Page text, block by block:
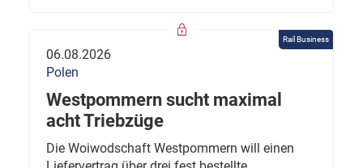
Rail Business
06.08.2026
Polen
Westpommern sucht maximal
acht Triebzüge
Die Woiwodschaft Westpommern will einen